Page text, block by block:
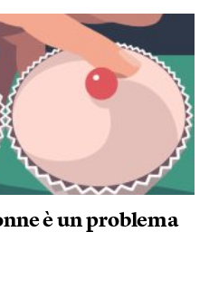
è un problema